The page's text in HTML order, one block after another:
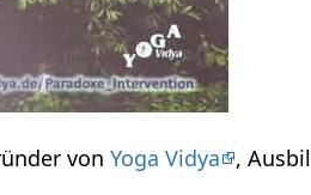
vonYoga Vidya ,